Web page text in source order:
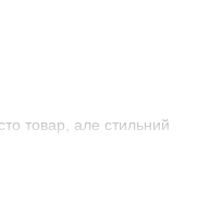
товар, але стильний